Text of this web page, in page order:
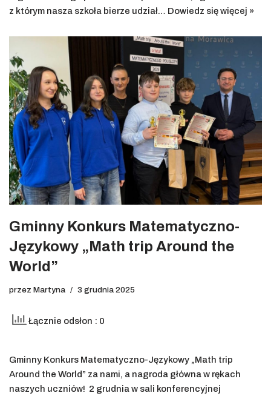
z którym nasza szkoła bierze udział… Dowiedz się więcej »
Gminny Konkurs Matematyczno-
Językowy „Math trip Around the
World”
przez Martyna 3 grudnia 2025
Łącznie odsłon : 0
Gminny Konkurs Matematyczno-Językowy „Math trip
Around the World” za nami, a nagroda główna w rękach
naszych uczniów! 2 grudnia w sali konferencyjnej